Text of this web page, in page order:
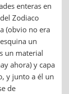
enteras en
Zodiaco
(obvio no era
un
un material
ahora) y capa
y junto a él un
de